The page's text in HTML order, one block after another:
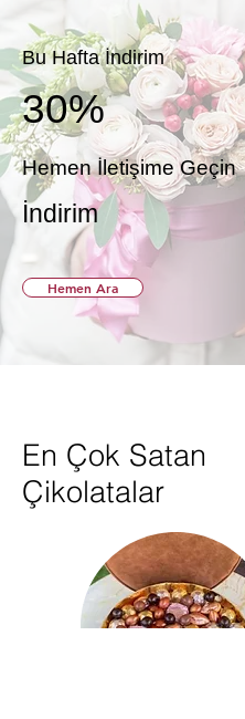
Bu Hafta İndirim
30%
Hemen İletişime Geçin
İndirim
Hemen Ara
En Çok Satan
Çikolatalar